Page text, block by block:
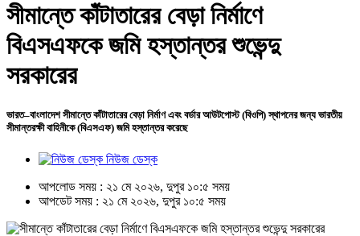
সীমান্তে কাঁটাতারের বেড়া নির্মাণে
বিএসএফকে জমি হস্তান্তর শুভেন্দু
সরকারের
ভারত–বাংলাদেশ সীমান্তে কাঁটাতারের বেড়া নির্মাণ এবং বর্ডার আউটপোস্ট (বিওপি) স্থাপনের জন্য ভারতীয়
সীমান্তরক্ষী বাহিনীকে (বিএসএফ) জমি হস্তান্তর করেছে
নিউজ ডেস্ক
আপলোড সময় : ২১ মে ২০২৬, দুপুর ১০:৫ সময়
আপডেট সময় : ২১ মে ২০২৬, দুপুর ১০:৫ সময়